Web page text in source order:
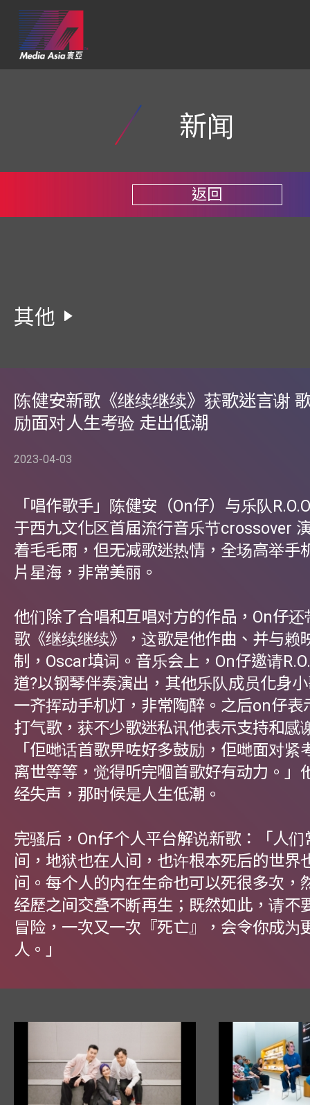
新闻
返回
其他
陈健安新歌《继续继续》获歌迷言谢
励面对人生考验 走出低潮
2023-04-03
「唱作歌手」陈健安（On仔）与乐队
于西九文化区首届流行音乐节crossover
着毛毛雨，但无减歌迷热情，全场高举手
片星海，非常美丽。
他们除了合唱和互唱对方的作品，On仔
歌《继续继续》，这歌是他作曲、并与赖
制，Oscar填词。音乐会上，On仔邀请
道?以钢琴伴奏演出，其他乐队成员化身
一齐挥动手机灯，非常陶醉。之后on仔表
打气歌，获不少歌迷私讯他表示支持和感
「佢哋话首歌畀咗好多鼓励，佢哋面对紧
离世等等，觉得听完嗰首歌好有动力。」
经失声，那时候是人生低潮。
完骚后，On仔个人平台解说新歌：「人
间，地狱也在人间，也许根本死后的世界
间。每个人的内在生命也可以死很多次，
经歷之间交叠不断再生；既然如此，请不
冒险，一次又一次『死亡』，会令你成为
人。」